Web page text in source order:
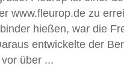
www.fleurop.de zu
hießen, war die
entwickelte der
über ...